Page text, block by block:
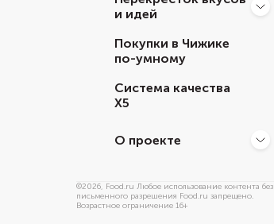
и идей
Покупки в Чижике
по-умному
Система качества
Х5
О проекте
©2026, Food.ru Любое использование контента без
письменного разрешения Food.ru запрещено.
Возрастное ограничение 16+